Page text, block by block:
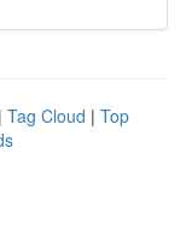
| Tag Cloud | Top